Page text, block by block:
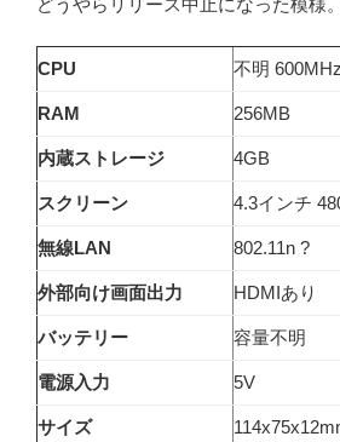
CPU 不明 600MHz
RAM 256MB
内蔵ストレージ 4GB
スクリーン 4.3インチ
無線LAN 802.11n ?
外部向け画面出力 HDMIあり
バッテリー 容量不明
電源入力 5V
サイズ